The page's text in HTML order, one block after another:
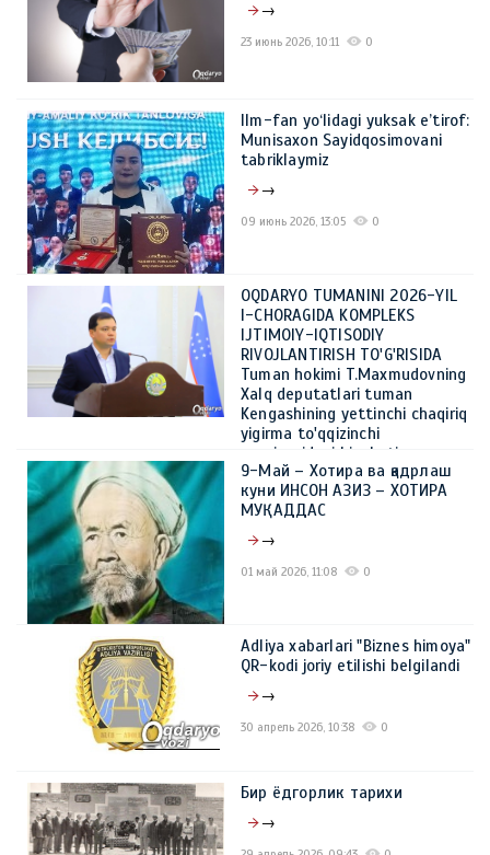
→
23 июнь 2026, 10:11 0
Ilm-fan yo‘lidagi yuksak e’tirof:
Munisaxon Sayidqosimovani
tabriklaymiz
→
09 июнь 2026, 13:05 0
OQDARYO TUMANINI 2026-YIL
I-CHORAGIDA KOMPLEKS
IJTIMOIY-IQTISODIY
RIVOJLANTIRISH TO'G'RISIDA
Tuman hokimi T.Maxmudovning
Xalq deputatlari tuman
Kengashining yettinchi chaqiriq
yigirma to'qqizinchi
sessiyasidagi hisoboti
→
08 июнь 2026, 14:44
9-Май – Хотира ва қадрлаш
куни ИНСОН АЗИЗ – ХОТИРА
МУҚАДДАС
→
01 май 2026, 11:08 0
Adliya xabarlari "Biznes himoya"
QR-kodi joriy etilishi belgilandi
→
30 апрель 2026, 10:38 0
Бир ёдгорлик тарихи
→